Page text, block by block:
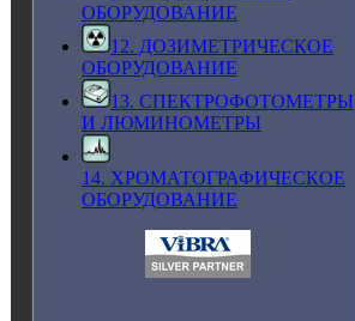
ОБОРУДОВАНИЕ
12. ДОЗИМЕТРИЧЕСКОЕ
ОБОРУДОВАНИЕ
13. СПЕКТРОФОТОМЕТРЫ
И ЛЮМИНОМЕТРЫ
14. ХРОМАТОГРАФИЧЕСКОЕ
ОБОРУДОВАНИЕ